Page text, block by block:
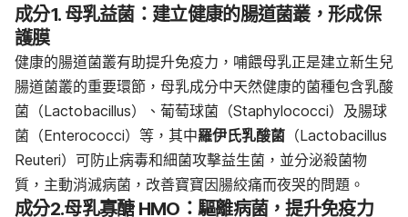
成分1. 母乳益菌：建立健康的腸道菌叢，形成保
護膜
健康的腸道菌叢有助提升免疫力，哺餵母乳正是建立新生兒
腸道菌叢的重要環節，母乳成分中天然健康的菌種包含乳酸
菌（Lactobacillus）、葡萄球菌（Staphylococci）及腸球
菌（Enterococci）等，其中羅伊氏乳酸菌 （Lactobacillus
Reuteri）可防止病毒和細菌攻擊益生菌，並分泌殺菌物
質，主動消滅病菌，改善寶寶因腸絞痛而夜哭的問題。
成分2.母乳寡醣HMO ：驅離病菌，提升免疫力